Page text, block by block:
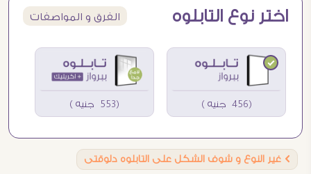
اختر نوع التابلوه الفرق و المواصفات
(456 جنيه ) (553 جنيه )
Ö غير النوع و شوف الشكل على التابلوه دلوقتى